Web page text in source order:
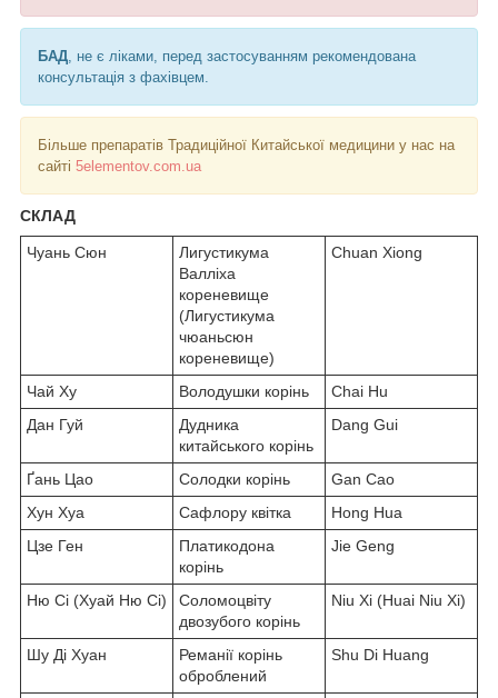
БАД , не є ліками, перед застосуванням рекомендована
консультація з фахівцем.
Більше препаратів Традиційної Китайської медицини у нас на
сайті 5elementov.com.ua
СКЛАД
Чуань Сюн
Лигустикума
Валліха
кореневище
(Лигустикума
чюаньсюн
кореневище)
Chuan Xiong
Чай Ху Володушки корінь
Chai Hu
Дан Гуй
Дудника
китайського корінь
Dang Gui
Ґань Цао Солодки корінь
Gan Cao
Хун Хуа
Сафлору квітка
Hong Hua
Цзе Ген
Платикодона
корінь
Jie Geng
Ню Сі (Хуай Ню Сі)
Соломоцвіту
двозубого корінь
Niu Xi (Huai Niu Xi)
Шу Ді Хуан
Реманії корінь
оброблений
Shu Di Huang